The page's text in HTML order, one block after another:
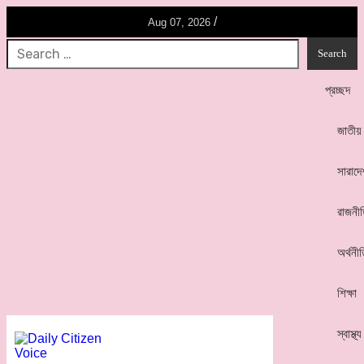
Aug 07, 2026 /
প্রচ্ছদ
জাতীয়
শিক্ষা
স্বাস্থ্য